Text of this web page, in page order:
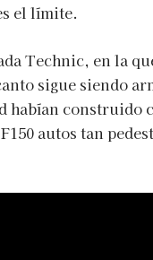
el límite.
Technic, en la
sigue siendo
habían construido
autos tan